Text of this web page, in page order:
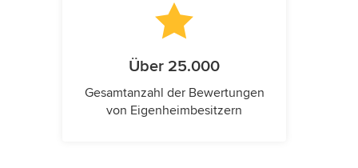
Über 25.000
Gesamtanzahl der Bewertungen
von Eigenheimbesitzern